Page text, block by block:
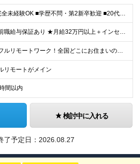
■完全未経験OK ■学歴不問・第2新卒歓迎 ■20代～30代まで活躍中 経験よりも“目標があるか”を面接では見ています！ 「ITスキルを身につけて安定したキャリアを歩みたい」 「推し活のために収入U
★前職給与保証あり ★月給32万円以上＋インセンティブあり 月給32万円以上＋インセンティブ＋各種手当 ※上記には固定残業代（月30時間・44,400円～）を含みます ※超過分は別途支給します ※試
＼フルリモートワーク！全国どこにお住まいの方も大歓迎／ 現在、10名中8名がフルリモートで活躍中！ フルリモート・ハイブリット案件を数多く保有しているため、 住む場所は全国どこでもOKです◎ ＼フ
リモートがメイン
間以内
検討中に入れる
了予定日： 2026.08.27